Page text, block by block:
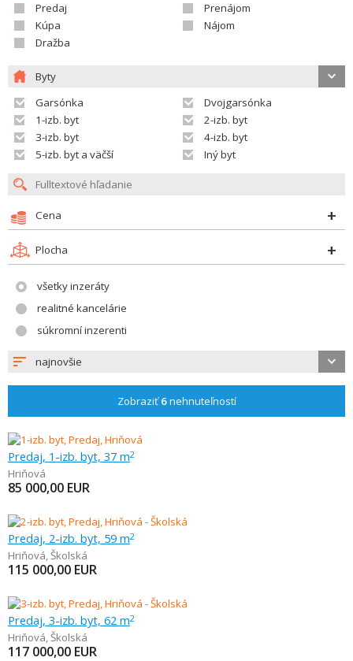
Predaj
Prenájom
Kúpa
Nájom
Dražba
Byty
Garsónka
Dvojgarsónka
1-izb. byt
2-izb. byt
3-izb. byt
4-izb. byt
5-izb. byt a väčší
Iný byt
Cena
Plocha
všetky inzeráty
realitné kancelárie
súkromní inzerenti
najnovšie
Zobraziť6nehnuteľností
Predaj, 1-izb. byt, 37 m2
Hriňová
85 000,00 EUR
Predaj, 2-izb. byt, 59 m2
Hriňová,Školská
115 000,00 EUR
Predaj, 3-izb. byt, 62 m2
Hriňová,Školská
117 000,00 EUR